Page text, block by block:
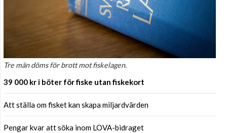
Tre män döms för brott mot fiskelagen.
39 000 kr i böter för fiske utan fiskekort
Att ställa om fisket kan skapa miljardvärden
Pengar kvar att söka inom LOVA-bidraget